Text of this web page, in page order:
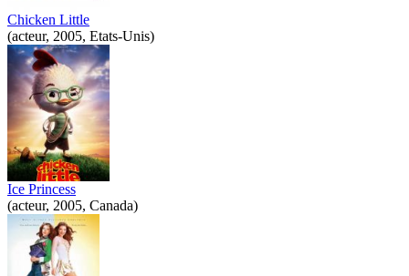
Chicken Little
(acteur, 2005, Etats-Unis)
Ice Princess
(acteur, 2005, Canada)